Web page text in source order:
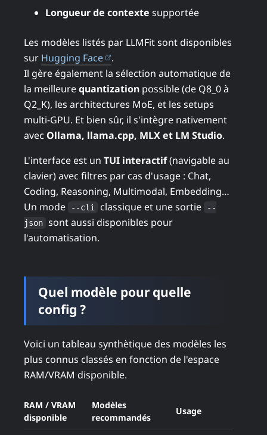
Longueur de contexte supportée
Les modèles listés par LLMFit sont disponibles
sur Hugging Face (ouvre dans un nouvel onglet)
.
Il gère également la sélection automatique de
la meilleurequantization possible (de Q8_0 à
Q2_K), les architectures MoE, et les setups
multi-GPU. Et bien sûr, il s'intègre nativement
avec Ollama, llama.cpp, MLX et LM Studio.
L'interface est un TUI interactif(navigable au
clavier) avec filtres par cas d'usage : Chat,
Coding, Reasoning, Multimodal, Embedding…
Un mode
--cli classique et une sortie
--
json sont aussi disponibles pour
l'automatisation.
Quel modèle pour quelle
config ?
Voici un tableau synthètique des modèles les
plus connus classés en fonction de l'espace
RAM/VRAM disponible.
RAM / VRAM
disponible
Modèles
recommandés
Usage